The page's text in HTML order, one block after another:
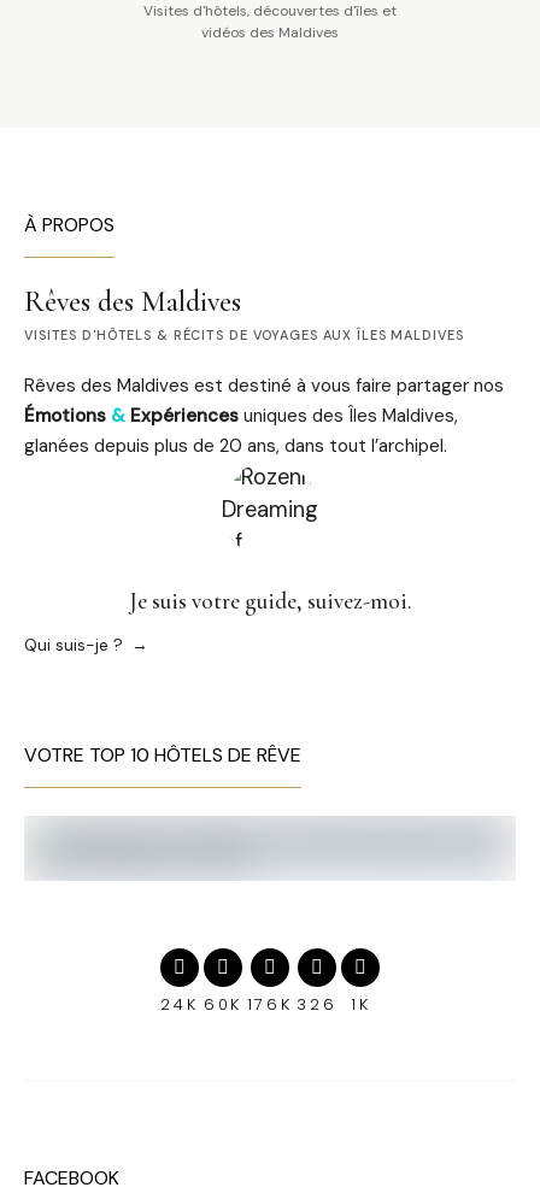
Visites d'hôtels, découvertes d'îles et
vidéos des Maldives
À PROPOS
Rêves des Maldives
VISITES D'HÔTELS & RÉCITS DE VOYAGES AUX ÎLES MALDIVES
Rêves des Maldives est destiné à vous faire partager nos
Émotions & Expériences uniques des Îles Maldives,
glanées depuis plus de 20 ans, dans tout l’archipel.
Je suis votre guide, suivez-moi.
Qui suis-je ?
VOTRE TOP 10 HÔTELS DE RÊVE
24K 60K 176K 326 1K
FACEBOOK